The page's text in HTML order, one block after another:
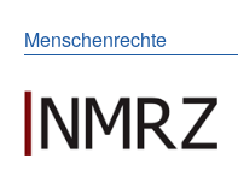
Menschenrechte